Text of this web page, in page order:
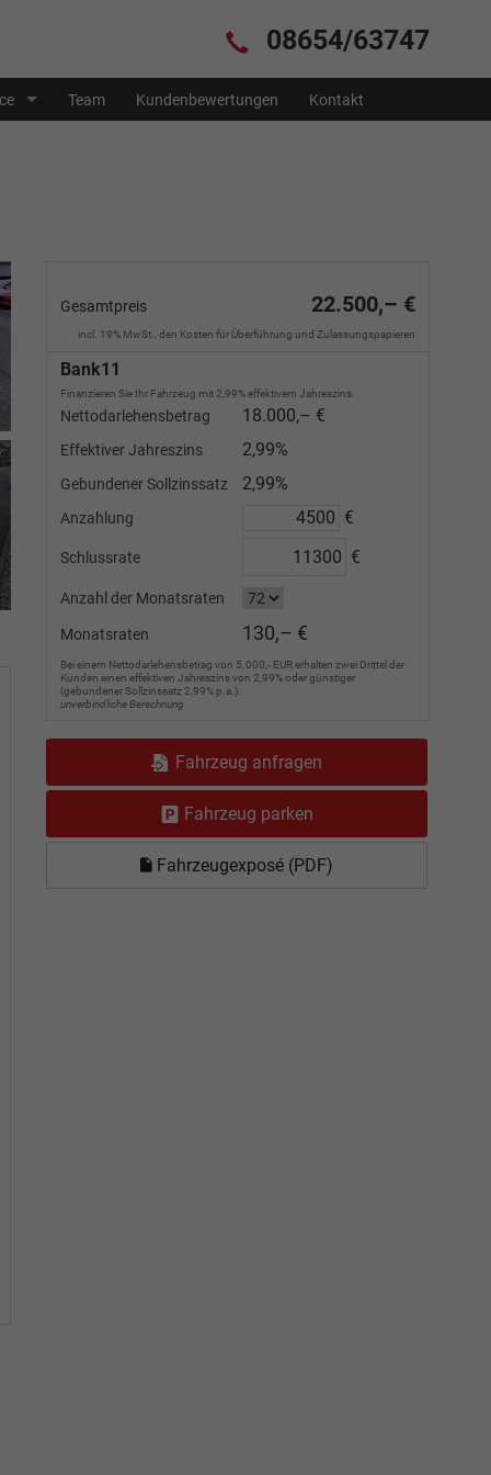
08654/63747
Team Kundenbewertungen Kontakt
Gesamtpreis 22.500,– €
incl. 19% MwSt., den Kosten für Überführung und Zulassungspapieren
Bank11
Finanzieren Sie Ihr Fahrzeug mit 2,99% effektivem Jahreszins.
Nettodarlehensbetrag 18.000,– €
Effektiver Jahreszins 2,99%
Gebundener Sollzinssatz 2,99%
Anzahlung €
Schlussrate €
Anzahl der Monatsraten
Monatsraten 130,– €
Bei einem Nettodarlehensbetrag von 5.000,- EUR erhalten zwei Drittel der
Kunden einen effektiven Jahreszins von 2,99% oder günstiger
(gebundener Sollzinssatz 2,99% p.a.).
unverbindliche Berechnung
Fahrzeug anfragen
Fahrzeug parken
Fahrzeugexposé (PDF)